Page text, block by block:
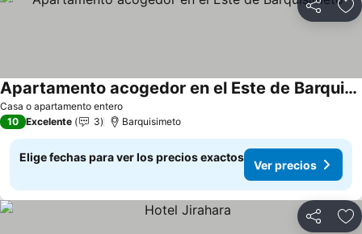
Compartir
Casa o apartamento entero
Apartamento acogedor en el Este de Barquisimeto
Ver precios
10 Excelente 3 Barquisimeto
Elige fechas para ver los precios exactos
Ver precios
Compartir